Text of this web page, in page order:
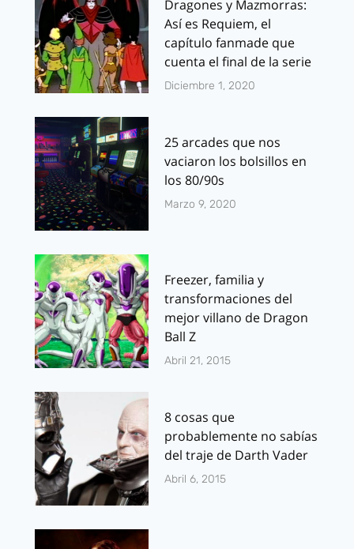
Dragones y Mazmorras:
Así es Requiem, el
capítulo fanmade que
cuenta el final de la serie
Diciembre 1, 2020
25 arcades que nos
vaciaron los bolsillos en
los 80/90s
Marzo 9, 2020
Freezer, familia y
transformaciones del
mejor villano de Dragon
Ball Z
Abril 21, 2015
8 cosas que
probablemente no sabías
del traje de Darth Vader
Abril 6, 2015